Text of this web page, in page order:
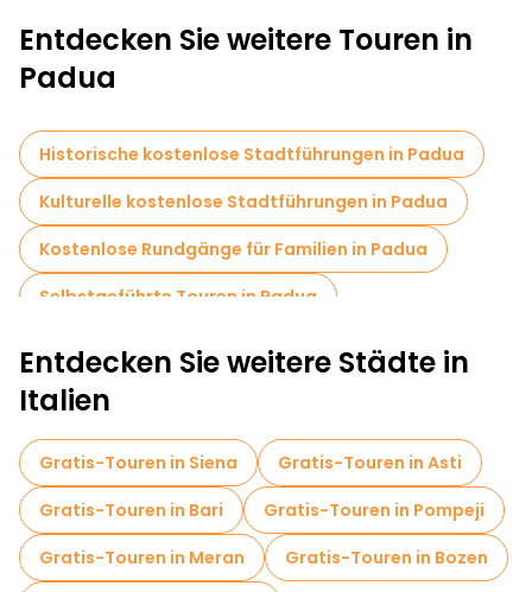
Entdecken Sie weitere Touren in
Padua
Historische kostenlose Stadtführungen in Padua
Kulturelle kostenlose Stadtführungen in Padua
Kostenlose Rundgänge für Familien in Padua
Selbstgeführte Touren in Padua
Fahrradtouren in Padua
Entdecken Sie weitere Städte in
Italien
Gratis-Touren in Siena
Gratis-Touren in Asti
Gratis-Touren in Bari
Gratis-Touren in Pompeji
Gratis-Touren in Meran
Gratis-Touren in Bozen